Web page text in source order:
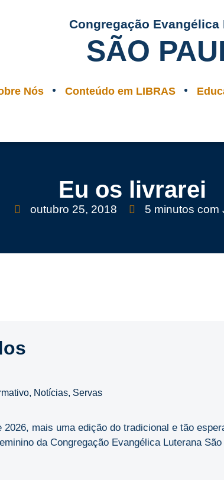
Congregação Evangélica
SÃO
Nós Conteúdo em LIBRAS
Eu os livrarei
outubro 25, 2018 5 minutos com
, Notícias, Servas
mais uma edição do tradicional e tão
da Congregação Evangélica Luterana